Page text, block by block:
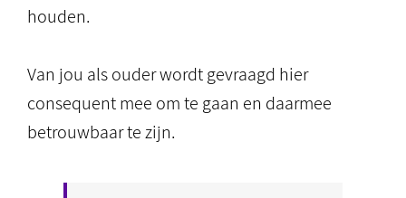
houden.
Van jou als ouder wordt gevraagd hier
consequent mee om te gaan en daarmee
betrouwbaar te zijn.